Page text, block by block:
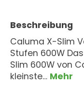
Beschreibung
Caluma X-Slim
Stufen 600W
Slim 600W von
kleinste… Mehr